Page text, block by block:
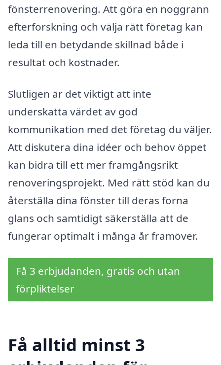
fönsterrenovering. Att göra en noggrann
efterforskning och välja rätt företag kan
leda till en betydande skillnad både i
resultat och kostnader.
Slutligen är det viktigt att inte
underskatta värdet av god
kommunikation med det företag du väljer.
Att diskutera dina idéer och behov öppet
kan bidra till ett mer framgångsrikt
renoveringsprojekt. Med rätt stöd kan du
återställa dina fönster till deras forna
glans och samtidigt säkerställa att de
fungerar optimalt i många år framöver.
Få 3 erbjudanden, gratis och utan
förpliktelser
Få alltid minst 3